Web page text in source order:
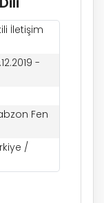
İletişim
-
Fen
/